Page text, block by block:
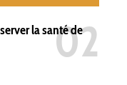
la santé de